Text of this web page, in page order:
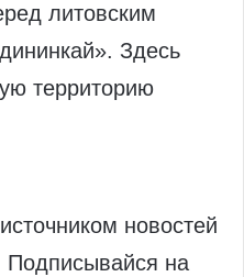
литовским
Здесь
территорию
новостей
Подписывайся на